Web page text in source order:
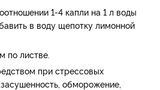
1-4 капли на 1 л воды
в воду щепотку лимонной
по листве.
при стрессовых
обморожение,